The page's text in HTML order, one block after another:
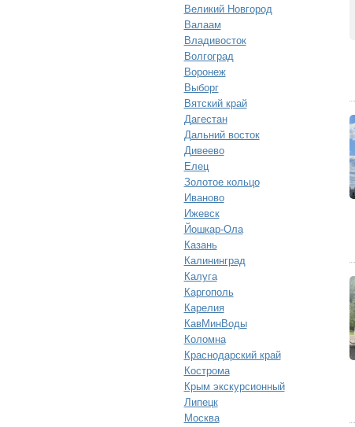
Великий Новгород
Валаам
Владивосток
Волгоград
Воронеж
Выборг
Вятский край
Дагестан
Дальний восток
Дивеево
Елец
Золотое кольцо
Иваново
Ижевск
Йошкар-Ола
Казань
Калининград
Калуга
Каргополь
Карелия
КавМинВоды
Коломна
Краснодарский край
Кострома
Крым экскурсионный
Липецк
Москва